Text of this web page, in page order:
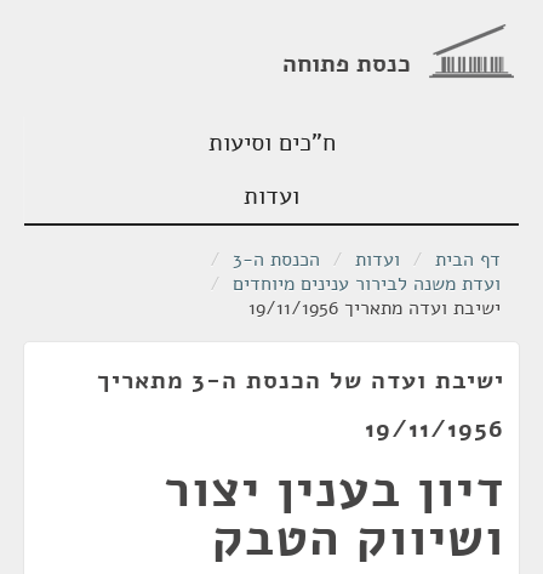
כנסת פתוחה
ח"כים וסיעות
ועדות
דף הבית / ועדות / הכנסת ה-3
/
ועדת משנה לבירור ענינים מיוחדים /
ישיבת ועדה מתאריך 19/11/1956
ישיבת ועדה של הכנסת ה-3 מתאריך
19/11/1956
דיון בענין יצור
ושיווק הטבק